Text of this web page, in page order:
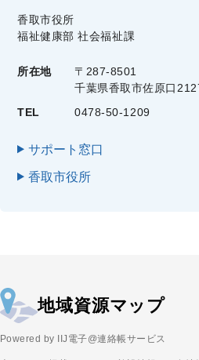
香取市役所
福祉健康部 社会福祉課
所在地
〒287-8501
千葉県香取市佐原口
TEL
0478-50-1209
サポート窓口
香取市役所
地域資源マップ
Powered by IIJ電子@連絡帳サービス